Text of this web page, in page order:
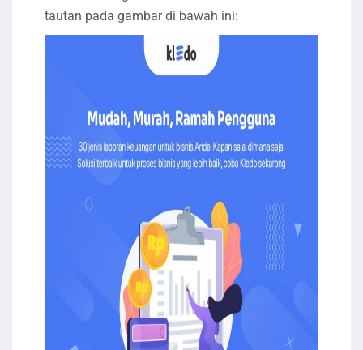
tautan pada gambar di bawah ini: